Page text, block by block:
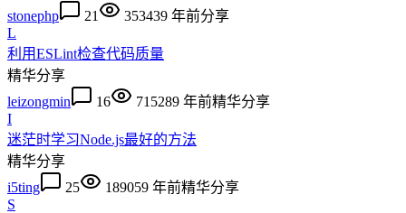
stonephp
21 353439 年前分享
L
利用ESLint检查代码质量
精华分享
leizongmin
16 715289 年前精华分享
I
迷茫时学习Node.js最好的方法
精华分享
i5ting
25 189059 年前精华分享
S